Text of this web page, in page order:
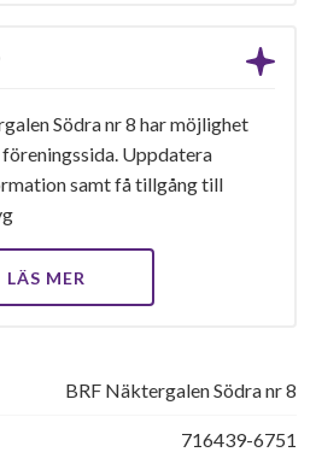
Södra nr 8 har möjlighet
Uppdatera
samt få tillgång till
LÄS MER
BRF Näktergalen Södra nr 8
716439-6751